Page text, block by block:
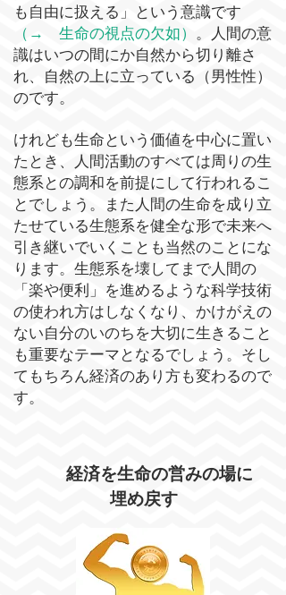
も自由に扱える」という意識です
（→ 生命の視点の欠如） 。人間の意
識はいつの間にか自然から切り離さ
れ、自然の上に立っている（男性性）
のです。
けれども生命という価値を中心に置い
たとき、​人間活動のすべては周りの生
態系との調和を前提にして行われるこ
とでしょう。また人間の生命を成り立
たせている生態系を健全な形で未来へ
引き継いでいくことも当然のことにな
ります。生態系を壊してまで人間の
「楽や便利」を進めるような科学技術
の使われ方はしなくなり、かけがえの
ない自分のいのちを大切に生きること
も重要なテーマとなるでしょう。そし
てもちろん経済のあり方も変わるので
す。
経済を生命の営みの場に
埋め戻す